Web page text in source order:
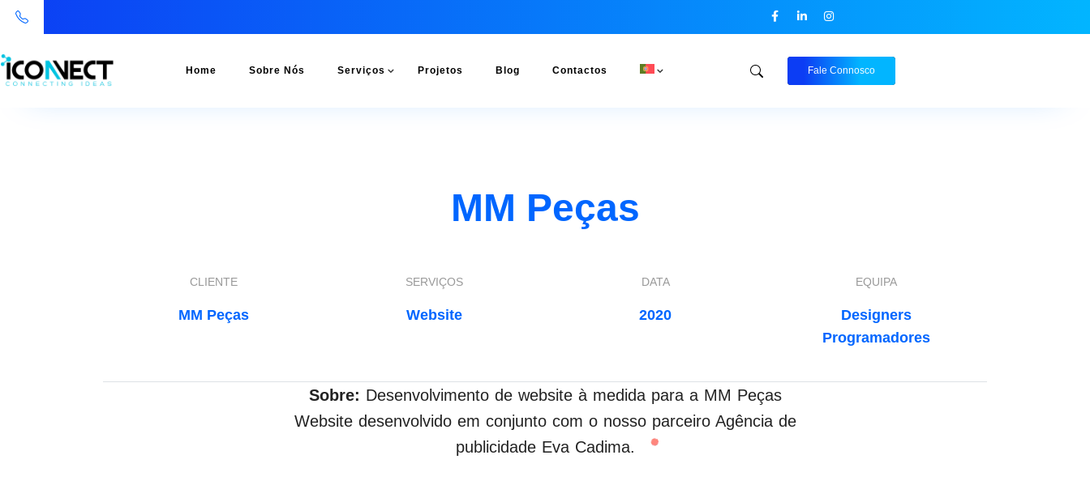
Home Sobre Nós Serviços Projetos Blog Contactos Fale Connosco
MM Peças
CLIENTE
MM Peças
SERVIÇOS
Website
DATA
2020
EQUIPA
Designers
Programadores
Sobre: Desenvolvimento de website à medida para a MM Peças
Website desenvolvido em conjunto com o nosso parceiro Agência de
publicidade Eva Cadima.